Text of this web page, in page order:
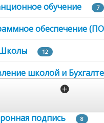
обучение 7
обеспечение
12
школой и
подпись 8